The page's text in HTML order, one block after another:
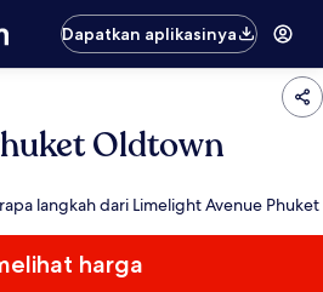
Dapatkan aplikasinya
Oldtown
langkah dari Limelight Avenue Phuket
harga